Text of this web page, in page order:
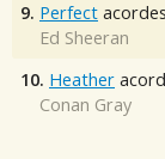
9. Perfect acordes
Ed Sheeran
10. Heather
Conan Gray